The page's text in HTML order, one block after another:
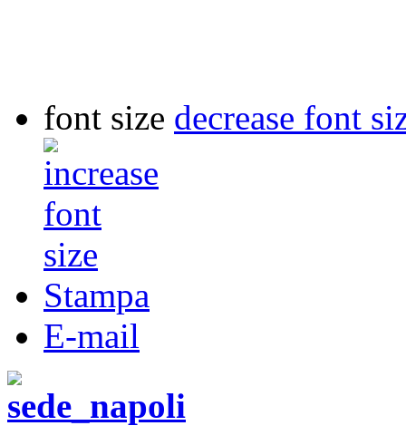
font size decrease font
Stampa
E-mail